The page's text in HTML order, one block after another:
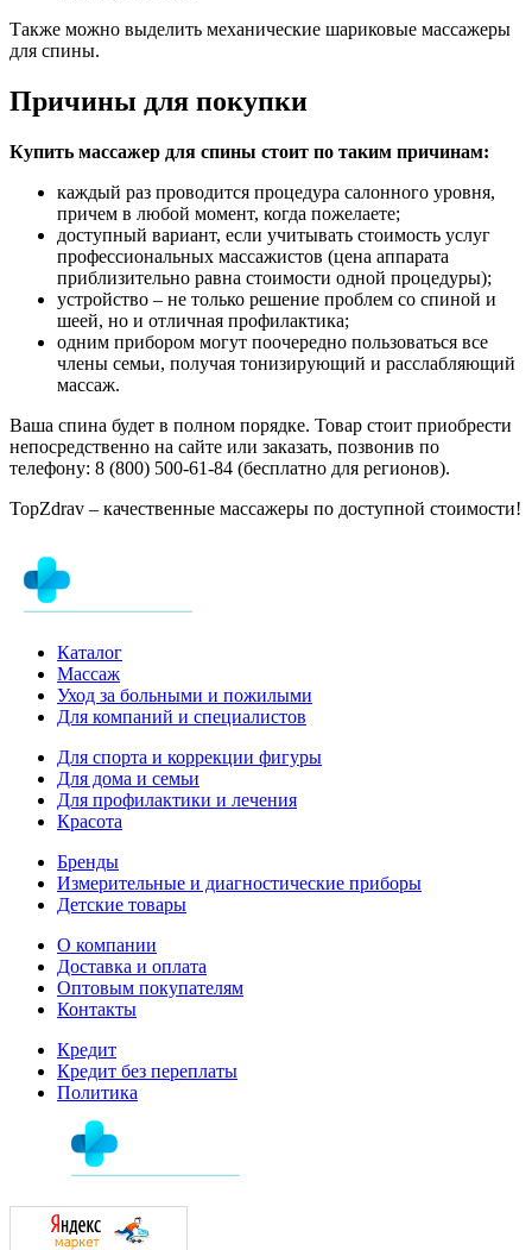
Также можно выделить механические шариковые массажеры
для спины.
Причины для покупки
Купить массажер для спины стоит по таким причинам:
каждый раз проводится процедура салонного уровня,
причем в любой момент, когда пожелаете;
доступный вариант, если учитывать стоимость услуг
профессиональных массажистов (цена аппарата
приблизительно равна стоимости одной процедуры);
устройство – не только решение проблем со спиной и
шеей, но и отличная профилактика;
одним прибором могут поочередно пользоваться все
члены семьи, получая тонизирующий и расслабляющий
массаж.
Ваша спина будет в полном порядке. Товар стоит приобрести
непосредственно на сайте или заказать, позвонив по
телефону: 8 (800) 500-61-84 (бесплатно для регионов).
TopZdrav – качественные массажеры по доступной стоимости!
Каталог
Массаж
Уход за больными и пожилыми
Для компаний и специалистов
Для спорта и коррекции фигуры
Для дома и семьи
Для профилактики и лечения
Красота
Бренды
Измерительные и диагностические приборы
Детские товары
О компании
Доставка и оплата
Оптовым покупателям
Контакты
Кредит
Кредит без переплаты
Политика